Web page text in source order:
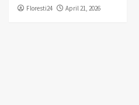
Floresti24 April 21, 2026